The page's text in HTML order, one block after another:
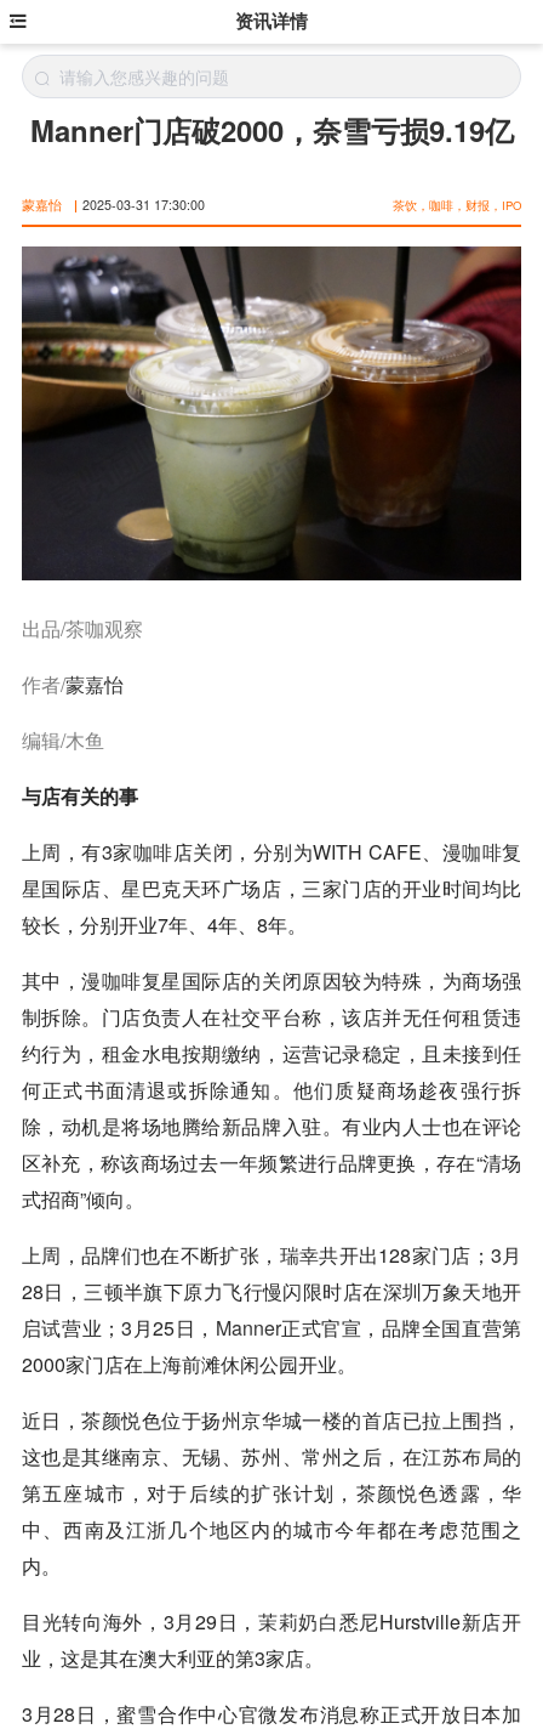
资讯详情
Manner门店破2000，奈雪亏损9.19亿
蒙嘉怡 | 2025-03-31 17:30:00 茶饮，咖啡，财报，IPO
出品/茶咖观察
作者/蒙嘉怡
编辑/木鱼
与店有关的事
上周，有3家咖啡店关闭，分别为WITH CAFE、漫咖啡复
星国际店、星巴克天环广场店，三家门店的开业时间均比
较长，分别开业7年、4年、8年。
其中，漫咖啡复星国际店的关闭原因较为特殊，为商场强
制拆除。门店负责人在社交平台称，该店并无任何租赁违
约行为，租金水电按期缴纳，运营记录稳定，且未接到任
何正式书面清退或拆除通知。他们质疑商场趁夜强行拆
除，动机是将场地腾给新品牌入驻。有业内人士也在评论
区补充，称该商场过去一年频繁进行品牌更换，存在“清场
式招商”倾向。
上周，品牌们也在不断扩张， 瑞幸共开出128家门店；3月
28日，三顿半旗下原力飞行慢闪限时店在深圳万象天地开
启试营业；3月25日， Manner正式官宣，品牌全国直营第
2000家门店在上海前滩休闲公园开业。
近日，茶颜悦色位于扬州京华城一楼的首店已拉上围挡，
这也是其继南京、无锡、苏州、常州之后，在江苏布局的
第五座城市，对于后续的扩张计划，茶颜悦色透露，华
中、西南及江浙几个地区内的城市今年都在考虑范围之
内。
目光转向海外，3月29日，茉莉奶白悉尼Hurstville新店开
业，这是其在澳大利亚的第3家店。
3月28日，蜜雪合作中心官微发布消息称正式开放日本加